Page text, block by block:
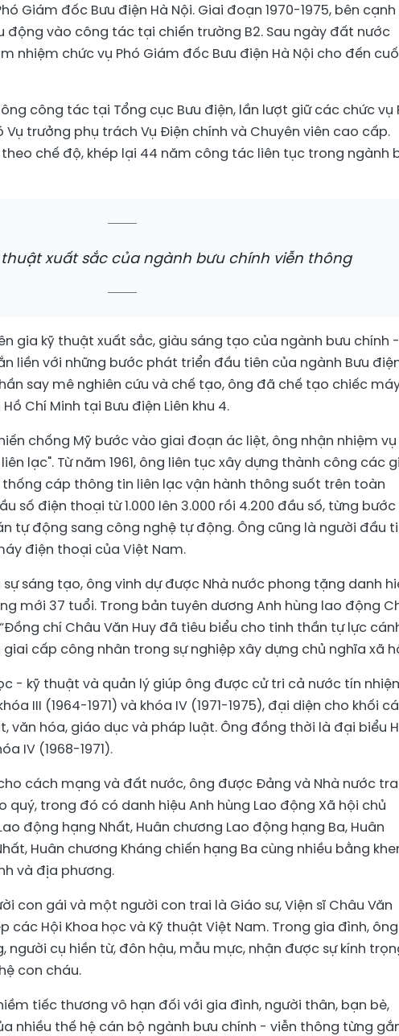
Giám đốc Bưu điện Hà Nội. Giai đoạn 1970-1975, bên cạnh
động vào công tác tại chiến trường B2. Sau ngày đất nước
nhiệm chức vụ Phó Giám đốc Bưu điện Hà Nội cho đến
ông công tác tại Tổng cục Bưu điện, lần lượt giữ các chức vụ
Vụ trưởng phụ trách Vụ Điện chính và Chuyên viên cao cấp.
theo chế độ, khép lại 44 năm công tác liên tục trong ngành
xuất sắc của ngành bưu chính viễn thông
gia kỹ thuật xuất sắc, giàu sáng tạo của ngành bưu chính -
liền với những bước phát triển đầu tiên của ngành Bưu
say mê nghiên cứu và chế tạo, ông đã chế tạo chiếc
Chí Minh tại Bưu điện Liên khu 4.
chống Mỹ bước vào giai đoạn ác liệt, ông nhận nhiệm vụ
lạc". Từ năm 1961, ông liên tục xây dựng thành công các
cáp thông tin liên lạc vận hành thông suốt trên toàn
số điện thoại từ 1.000 lên 3.000 rồi 4.200 đầu số, từng bước
tự động sang công nghệ tự động. Ông cũng là người đầu
điện thoại của Việt Nam.
sự sáng tạo, ông vinh dự được Nhà nước phong tặng danh
mới 37 tuổi. Trong bản tuyên dương Anh hùng lao động
chí Châu Văn Huy đã tiêu biểu cho tinh thần tự lực
cấp công nhân trong sự nghiệp xây dựng chủ nghĩa xã
- kỹ thuật và quản lý giúp ông được cử tri cả nước tín
III (1964-1971) và khóa IV (1971-1975), đại diện cho khối
văn hóa, giáo dục và pháp luật. Ông đồng thời là đại biểu
IV (1968-1971).
cách mạng và đất nước, ông được Đảng và Nhà nước
trong đó có danh hiệu Anh hùng Lao động Xã hội chủ
động hạng Nhất, Huân chương Lao động hạng Ba, Huân
Huân chương Kháng chiến hạng Ba cùng nhiều bằng
và địa phương.
con gái và một người con trai là Giáo sư, Viện sĩ Châu Văn
các Hội Khoa học và Kỹ thuật Việt Nam. Trong gia đình, ông
người cụ hiền từ, đôn hậu, mẫu mực, nhận được sự kính
con cháu.
tiếc thương vô hạn đối với gia đình, người thân, bạn bè,
nhiều thế hệ cán bộ ngành bưu chính - viễn thông từng